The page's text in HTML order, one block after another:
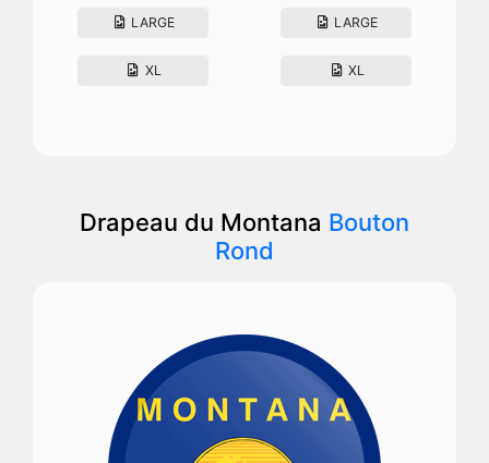
LARGE
XL
LARGE
XL
Drapeau du Montana Bouton
Rond